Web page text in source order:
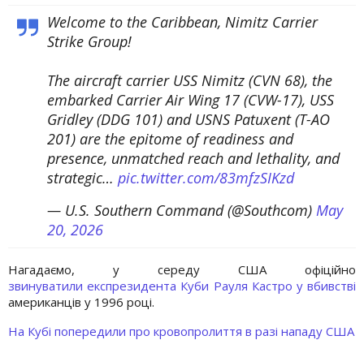
Welcome to the Caribbean, Nimitz Carrier
Strike Group!
The aircraft carrier USS Nimitz (CVN 68), the
embarked Carrier Air Wing 17 (CVW-17), USS
Gridley (DDG 101) and USNS Patuxent (T-AO
201) are the epitome of readiness and
presence, unmatched reach and lethality, and
strategic… pic.twitter.com/83mfzSIKzd
— U.S. Southern Command (@Southcom) May
20, 2026
Нагадаємо, у середу США офіційно
звинуватили експрезидента Куби Рауля Кастро у вбивстві
американців у 1996 році.
На Кубі попередили про кровопролиття в разі нападу США